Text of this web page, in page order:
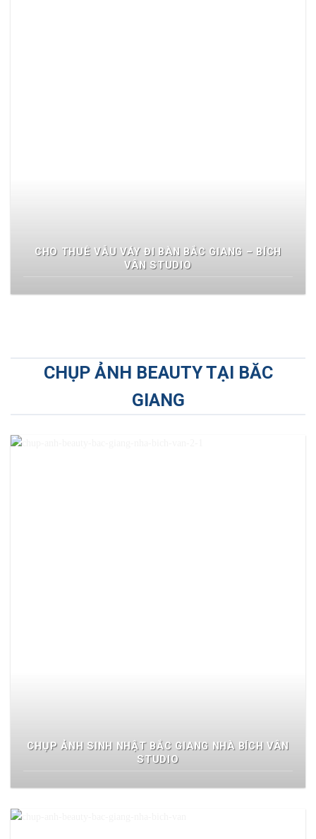
CHO THUÊ VẪU VÁY ĐI BÀN BẮC GIANG – BÍCH
VÂN STUDIO
CHỤP ẢNH BEAUTY TẠI BĂC
GIANG
CHỤP ẢNH SINH NHẬT BẮC GIANG NHÀ BÍCH VÂN
STUDIO